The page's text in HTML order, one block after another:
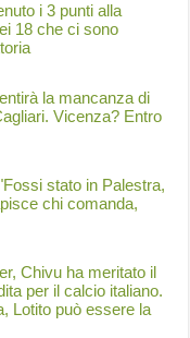
i 3 punti alla
18 che ci sono
la mancanza di
Vicenza? Entro
stato in Palestra,
chi comanda,
Chivu ha meritato il
per il calcio italiano.
Lotito può essere la